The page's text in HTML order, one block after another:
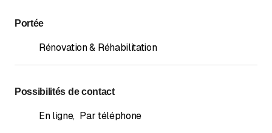
Portée
Rénovation & Réhabilitation
Possibilités de contact
En ligne, Par téléphone